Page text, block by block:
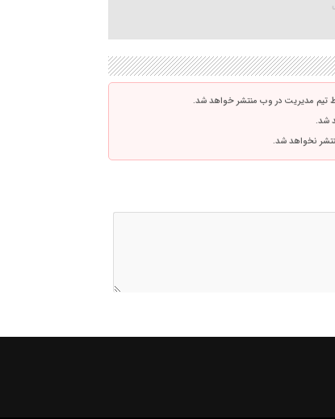
تیم مدیریت در وب منتشر خواهد شد.
شد.
نخواهد شد.